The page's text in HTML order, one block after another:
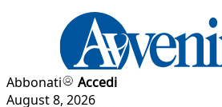
Abbonati
Accedi
August 8, 2026